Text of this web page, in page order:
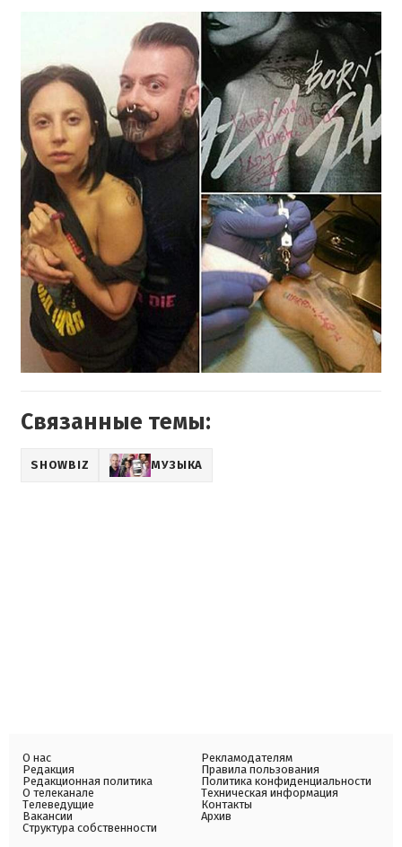
Связанные темы:
SHOWBIZ МУЗЫКА
О нас
Редакция
Редакционная политика
О телеканале
Телеведущие
Вакансии
Структура собственности
Рекламодателям
Правила пользования
Политика конфиденциальности
Техническая информация
Контакты
Архив